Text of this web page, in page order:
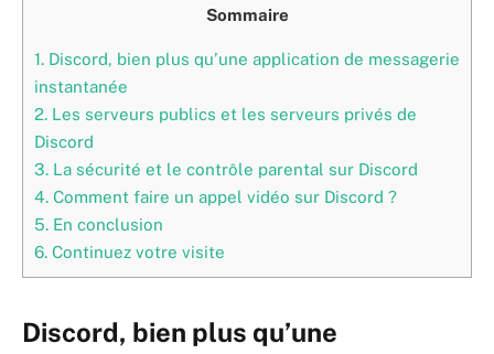
Sommaire
1. Discord, bien plus qu’une application de messagerie
instantanée
2. Les serveurs publics et les serveurs privés de
Discord
3. La sécurité et le contrôle parental sur Discord
4. Comment faire un appel vidéo sur Discord ?
5. En conclusion
6. Continuez votre visite
Discord, bien plus qu’une